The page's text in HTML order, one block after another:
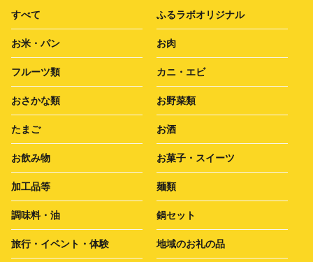
すべて ふるラボオリジナル
お米・パン お肉
フルーツ類 カニ・エビ
おさかな類 お野菜類
たまご お酒
お飲み物 お菓子・スイーツ
加工品等 麺類
調味料・油 鍋セット
旅行・イベント・体験 地域のお礼の品